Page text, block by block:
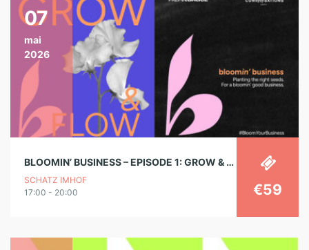
07
mai
2026
BLOOMIN’ BUSINESS – EPISODE 1: GROW & FLOW
SCHATZ IMHOF
17:00 - 20:00
€59